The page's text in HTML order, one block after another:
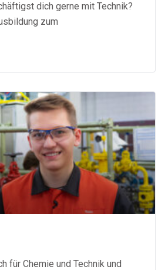
dich gerne mit Technik?
zum
für Chemie und Technik und